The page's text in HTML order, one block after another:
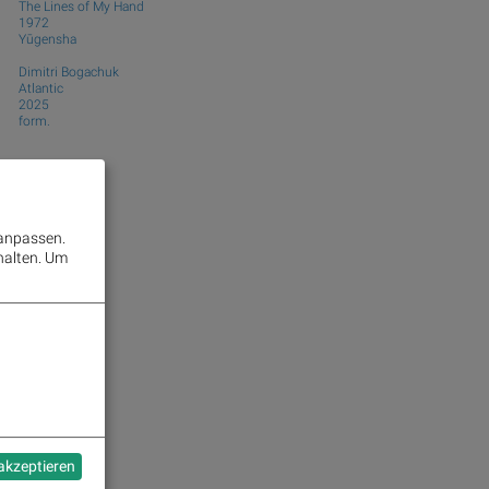
The Lines of My Hand
1972
Yūgensha
Dimitri Bogachuk
Atlantic
2025
form.
Um